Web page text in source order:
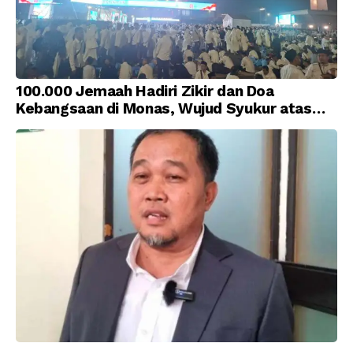
100.000 Jemaah Hadiri Zikir dan Doa
Kebangsaan di Monas, Wujud Syukur atas
Kemerdekaan Indonesia